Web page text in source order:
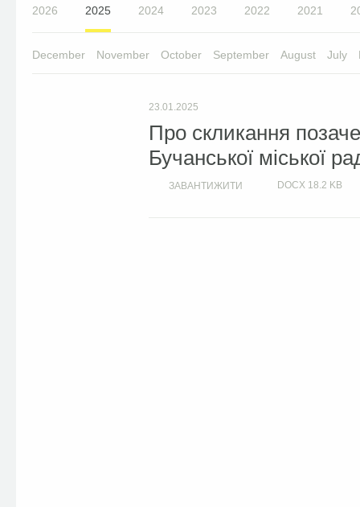
2026 2025 2024 2023 2022 2021
December November October September August July
23.01.2025
Про скликання
Бучанської міської
ЗАВАНТИЖИТИ DOCX 18.2 KB